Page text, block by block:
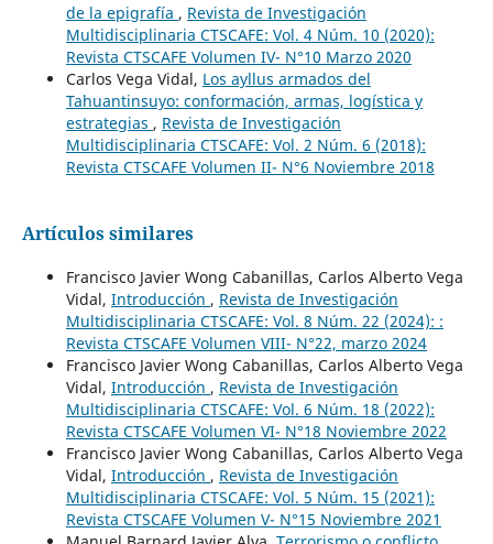
de la epigrafía , Revista de Investigación
Multidisciplinaria CTSCAFE: Vol. 4 Núm. 10 (2020):
Revista CTSCAFE Volumen IV- N°10 Marzo 2020
Carlos Vega Vidal, Los ayllus armados del
Tahuantinsuyo: conformación, armas, logística y
estrategias , Revista de Investigación
Multidisciplinaria CTSCAFE: Vol. 2 Núm. 6 (2018):
Revista CTSCAFE Volumen II- N°6 Noviembre 2018
Artículos similares
Francisco Javier Wong Cabanillas, Carlos Alberto Vega
Vidal, Introducción , Revista de Investigación
Multidisciplinaria CTSCAFE: Vol. 8 Núm. 22 (2024): :
Revista CTSCAFE Volumen VIII- N°22, marzo 2024
Francisco Javier Wong Cabanillas, Carlos Alberto Vega
Vidal, Introducción , Revista de Investigación
Multidisciplinaria CTSCAFE: Vol. 6 Núm. 18 (2022):
Revista CTSCAFE Volumen VI- N°18 Noviembre 2022
Francisco Javier Wong Cabanillas, Carlos Alberto Vega
Vidal, Introducción , Revista de Investigación
Multidisciplinaria CTSCAFE: Vol. 5 Núm. 15 (2021):
Revista CTSCAFE Volumen V- N°15 Noviembre 2021